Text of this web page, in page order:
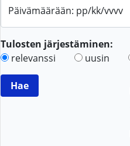
Päivämäärään: pp/kk/vvvv
Tulosten järjestäminen:
relevanssi
uusin